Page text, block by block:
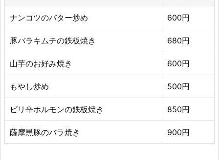
ナンコツのバター炒め 600円
豚バラキムチの鉄板焼き 680円
山芋のお好み焼き 600円
もやし炒め 500円
ピリ辛ホルモンの鉄板焼き 850円
薩摩黒豚のバラ焼き 900円